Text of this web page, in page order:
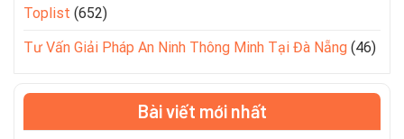
Toplist (652)
Tư Vấn Giải Pháp An Ninh Thông Minh Tại Đà Nẵng (46)
Bài viết mới nhất